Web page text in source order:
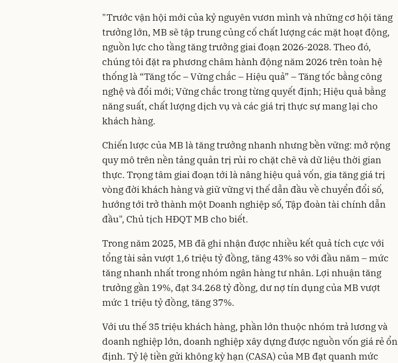
"Trước vận hội mới của kỷ nguyên vươn mình và những cơ hội tăng
trưởng lớn, MB sẽ tập trung củng cố chất lượng các mặt hoạt động,
nguồn lực cho tầng tăng trưởng giai đoạn 2026-2028. Theo đó,
chúng tôi đặt ra phương châm hành động năm 2026 trên toàn hệ
thống là “Tăng tốc – Vững chắc – Hiệu quả” – Tăng tốc bằng công
nghệ và đổi mới; Vững chắc trong từng quyết định; Hiệu quả bằng
năng suất, chất lượng dịch vụ và các giá trị thực sự mang lại cho
khách hàng.
Chiến lược của MB là tăng trưởng nhanh nhưng bền vững: mở rộng
quy mô trên nền tảng quản trị rủi ro chặt chẽ và dữ liệu thời gian
thực. Trọng tâm giai đoạn tới là nâng hiệu quả vốn, gia tăng giá trị
vòng đời khách hàng và giữ vững vị thế dẫn đầu về chuyển đổi số,
hướng tới trở thành một Doanh nghiệp số, Tập đoàn tài chính dẫn
đầu", Chủ tịch HĐQT MB cho biết.
Trong năm 2025, MB đã ghi nhận được nhiều kết quả tích cực với
tổng tài sản vượt 1,6 triệu tỷ đồng, tăng 43% so với đầu năm – mức
tăng nhanh nhất trong nhóm ngân hàng tư nhân. Lợi nhuận tăng
trưởng gần 19%, đạt 34.268 tỷ đồng, dư nợ tín dụng của MB vượt
mức 1 triệu tỷ đồng, tăng 37%.
Với ưu thế 35 triệu khách hàng, phần lớn thuộc nhóm trả lương và
doanh nghiệp lớn, doanh nghiệp xây dựng được nguồn vốn giá rẻ ổn
định. Tỷ lệ tiền gửi không kỳ hạn (CASA) của MB đạt quanh mức